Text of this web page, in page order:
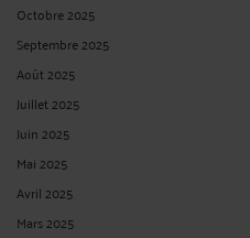
Octobre 2025
Septembre 2025
Août 2025
Juillet 2025
Juin 2025
Mai 2025
Avril 2025
Mars 2025